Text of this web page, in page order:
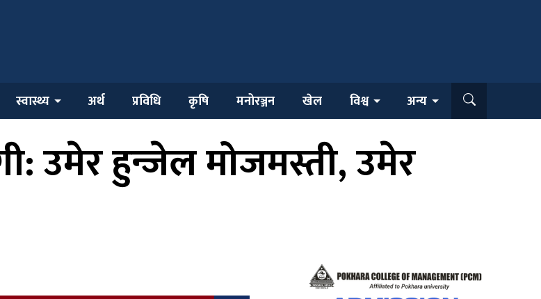
स्वास्थ्य अर्थ प्रविधि कृषि मनोरञ्जन खेल विश्व अन्य
उमेर हुन्जेल मोजमस्ती, उमेर